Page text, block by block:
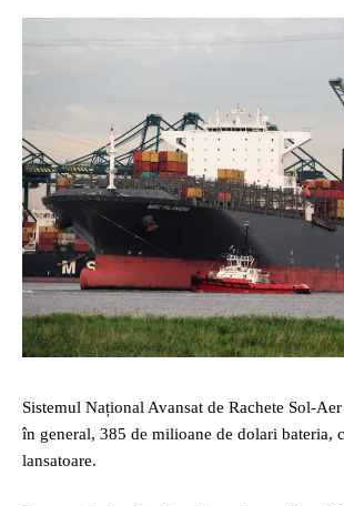
Sistemul Național Avansat de Rachete Sol-
în general, 385 de milioane de dolari bateria,
lansatoare.